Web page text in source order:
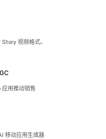
视频格式。
用推动销售
移动应用生成器